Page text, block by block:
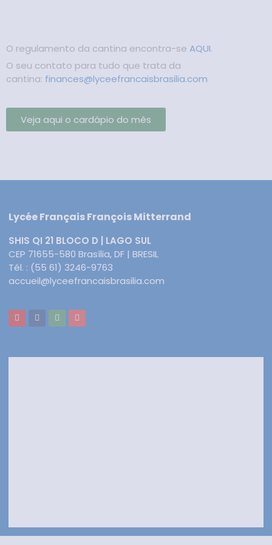
O regulamento da cantina encontra-se AQUI.
O seu contato para tudo que trata da
cantina: finances@lyceefrancaisbrasilia.com
Veja aqui o cardápio do mês
Lycée Français François Mitterrand
SHIS QI 21 BLOCO D | LAGO SUL
CEP 71655-580 Brasília, DF | BRESIL
Tél. : (55 61) 3246-9763
accueil@lyceefrancaisbrasilia.com